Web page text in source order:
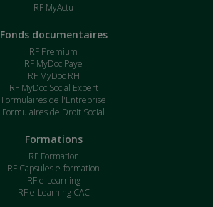
RF MyActu
Fonds documentaires
RF Premium
RF MyDoc Paye
RF MyDoc RH
RF MyDoc Social Expert
Formulaires de l'Entreprise
Formulaires de Droit Social
Formations
RF Formation
RF Capsules e-formation
RF e-Learning
RF e-Learning CAC